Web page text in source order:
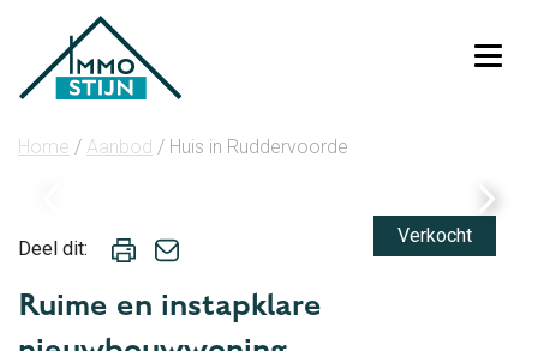
Home / Aanbod / Huis in Ruddervoorde
Verkocht
Deel dit:
Ruime en instapklare